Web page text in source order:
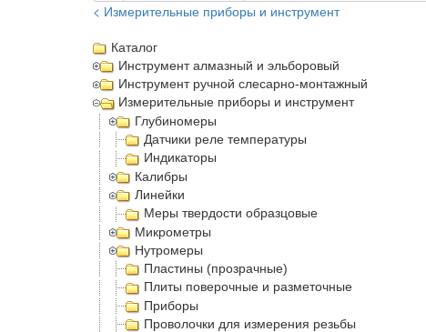
< Измерительные приборы и инструмент
Каталог
Инструмент алмазный и эльборовый
Инструмент ручной слесарно-монтажный
Измерительные приборы и инструмент
Глубиномеры
Датчики реле температуры
Индикаторы
Калибры
Линейки
Меры твердости образцовые
Микрометры
Нутромеры
Пластины (прозрачные)
Плиты поверочные и разметочные
Приборы
Проволочки для измерения резьбы